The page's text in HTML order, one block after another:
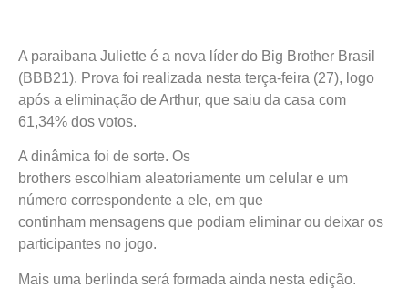
A paraibana Juliette é a nova líder do Big Brother Brasil
(BBB21). Prova foi realizada nesta terça-feira (27), logo
após a eliminação de Arthur, que saiu da casa com
61,34% dos votos.
A dinâmica foi de sorte. Os
brothers escolhiam aleatoriamente um celular e um
número correspondente a ele, em que
continham mensagens que podiam eliminar ou deixar os
participantes no jogo.
Mais uma berlinda será formada ainda nesta edição.